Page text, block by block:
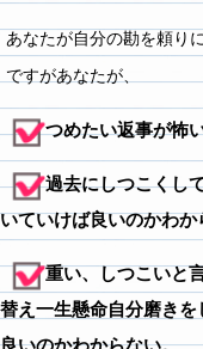
あなたが自分の勘を頼り
ですがあなたが、
つめたい返事が怖
過去にしつこくし
いていけば良いのかわか
重い、しつこいと
替え一生懸命自分磨き